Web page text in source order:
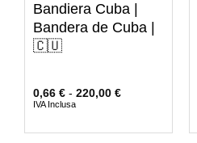
Bandiera Cuba |
Bandera de Cuba |
🇨🇺
0,66 € - 220,00 €
IVA Inclusa